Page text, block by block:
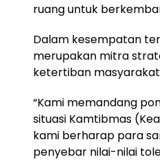
ruang untuk
Dalam kesempatan
merupakan mitra
ketertiban
“Kami memandang
situasi Kamtibmas
kami berharap para
penyebar nilai-nilai